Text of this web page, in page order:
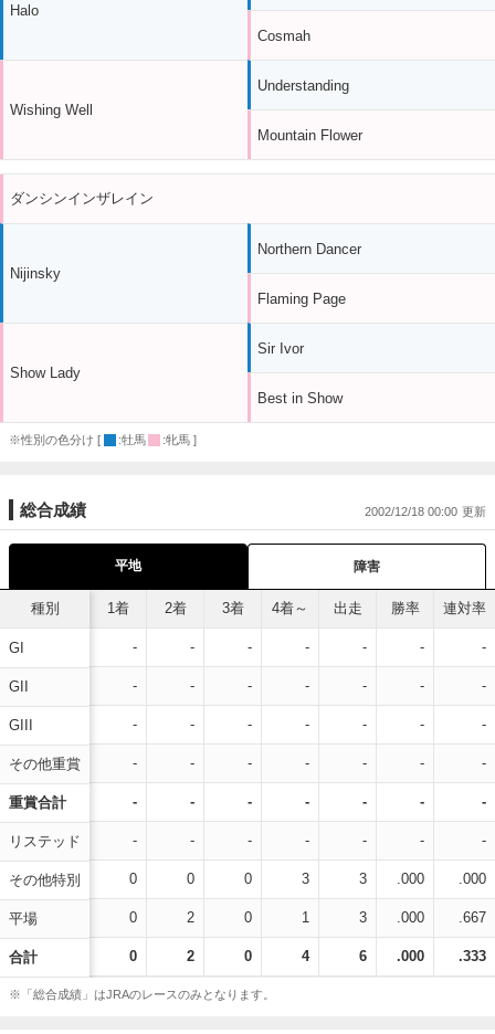
Halo
Wishing Well
Cosmah
Understanding
Mountain Flower
ダンシンインザレイン
Nijinsky
Show Lady
Northern Dancer
Flaming Page
Sir Ivor
Best in Show
※性別の色分け [ :牡馬 :牝馬 ]
総合成績 2002/12/18 00:00
平地 障害
種別
GI
GII
GIII
その他重賞
重賞合計
リステッド
その他特別
平場
合計
1着 2着 3着 4着～ 出走 勝率 連対率
- - - - - - -
- - - - - - -
- - - - - - -
- - - - - - -
- - - - - - -
- - - - - - -
0 0 0 3 3 .000 .000
0 2 0 1 3 .000 .667
0 2 0 4 6 .000 .333
※「総合成績」はJRAのレースのみとなります。